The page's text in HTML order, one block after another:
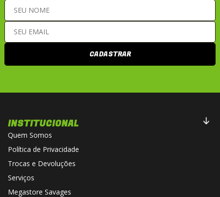
CADASTRAR
INSTITUCIONAL
Quem Somos
Política de Privacidade
Trocas e Devoluções
Serviços
Megastore Savages